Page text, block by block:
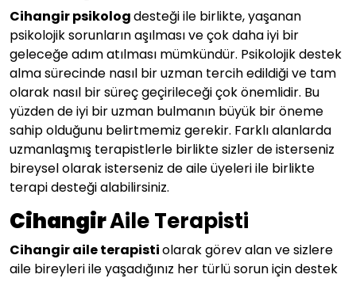
Cihangir psikolog desteği ile birlikte, yaşanan
psikolojik sorunların aşılması ve çok daha iyi bir
geleceğe adım atılması mümkündür. Psikolojik destek
alma sürecinde nasıl bir uzman tercih edildiği ve tam
olarak nasıl bir süreç geçirileceği çok önemlidir. Bu
yüzden de iyi bir uzman bulmanın büyük bir öneme
sahip olduğunu belirtmemiz gerekir. Farklı alanlarda
uzmanlaşmış terapistlerle birlikte sizler de isterseniz
bireysel olarak isterseniz de aile üyeleri ile birlikte
terapi desteği alabilirsiniz.
CihangirAile Terapisti
Cihangir aile terapisti olarak görev alan ve sizlere
aile bireyleri ile yaşadığınız her türlü sorun için destek